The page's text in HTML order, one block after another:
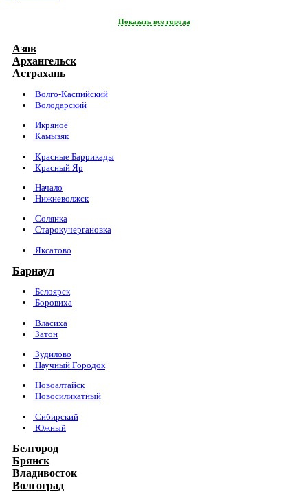
Показать все города
Азов
Архангельск
Астрахань
Волго-Каспийский
Володарский
Икряное
Камызяк
Красные Баррикады
Красный Яр
Начало
Нижневолжск
Солянка
Старокучергановка
Яксатово
Барнаул
Белоярск
Боровиха
Власиха
Затон
Зудилово
Научный Городок
Новоалтайск
Новосиликатный
Сибирский
Южный
Белгород
Брянск
Владивосток
Волгоград